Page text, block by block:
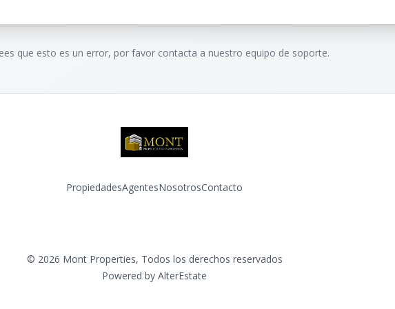
que esto es un error, por favor contacta a nuestro equipo de soporte.
PropiedadesAgentesNosotrosContacto
© 2026 Mont Properties, Todos los derechos reservados
Powered by AlterEstate